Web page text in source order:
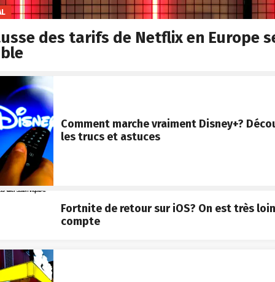
des tarifs de Netflix en Europe
Comment marche vraiment Disney+?
les trucs et astuces
Fortnite de retour sur iOS? On est très
compte